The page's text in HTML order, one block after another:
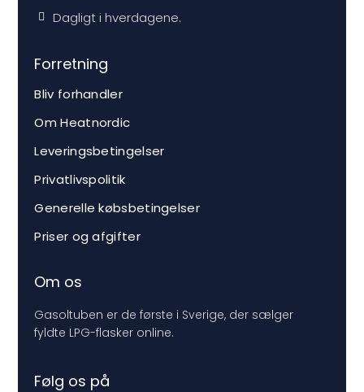
Dagligt i hverdagene.
Forretning
Bliv forhandler
Om Heatnordic
Leveringsbetingelser
Privatlivspolitik
Generelle købsbetingelser
Priser og afgifter
Om os
Gasoltuben er de første i Sverige, der sælger
fyldte LPG-flasker online.
Følg os på